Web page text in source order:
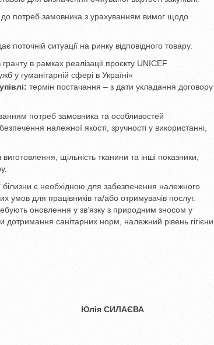
до потреб замовника з урахуванням вимог щодо
поточній ситуації на ринку відповідного товару.
в рамках реалізації проєкту UNICEF
у гуманітарній сфері в Україні»
термін постачання – з дати укладання договору
потреб замовника та особливостей
належної якості, зручності у використанні,
щільність тканини та інші показники,
білизни є необхідною для забезпечення належного
умов для працівників та/або отримувачів послуг.
оновлення у зв’язку з природним зносом у
дотримання санітарних норм, належний рівень гігієни
Юлія СИЛАЄВА